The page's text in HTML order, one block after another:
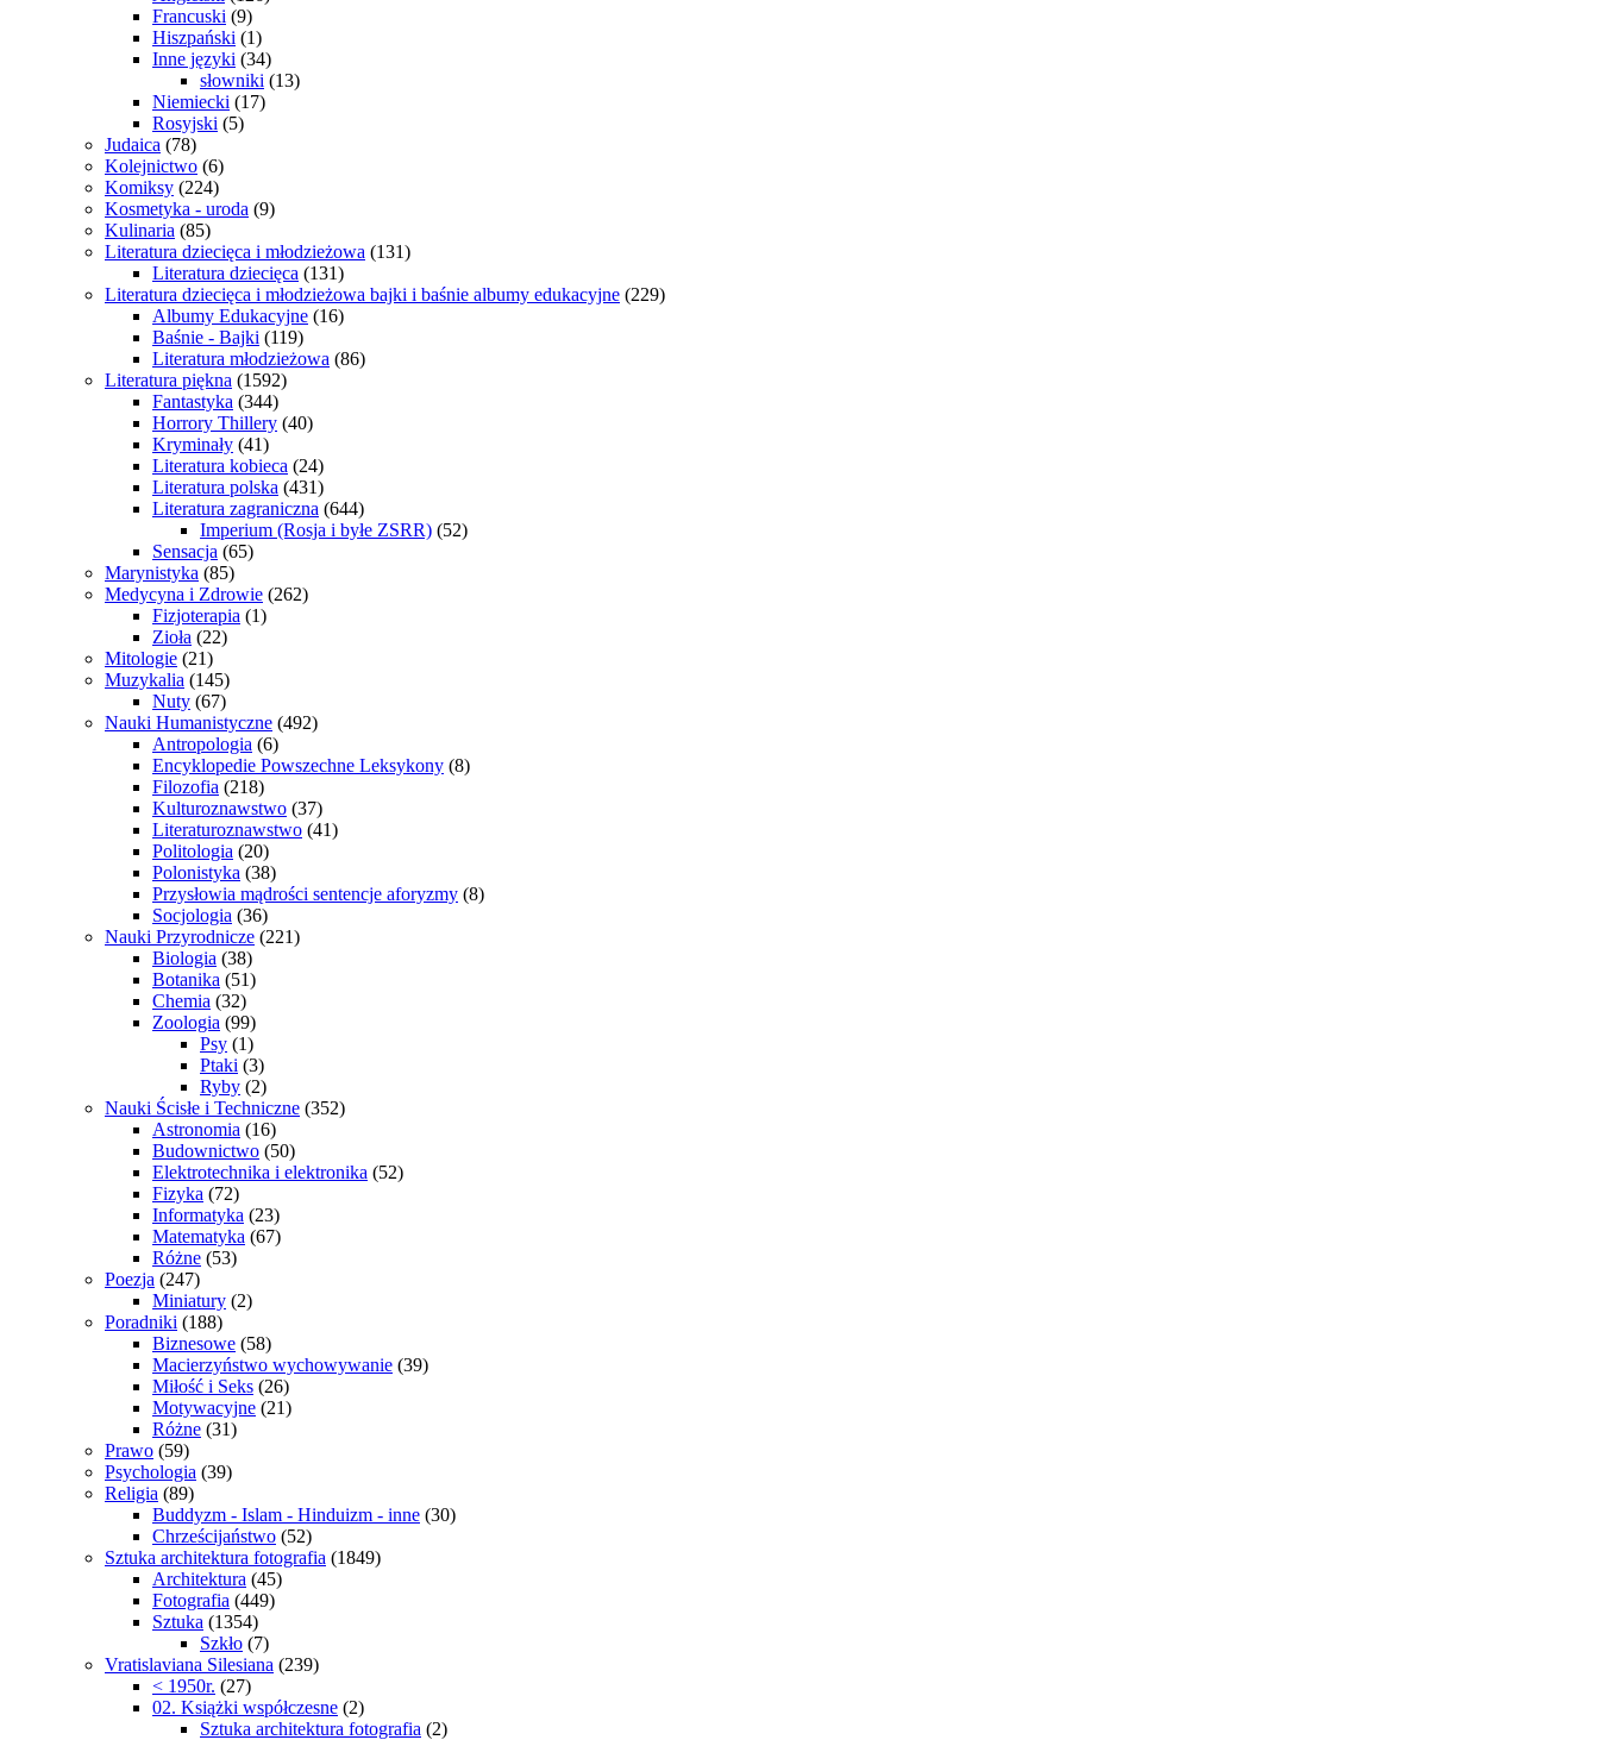
Francuski (9)
Hiszpański (1)
Inne języki (34)
słowniki (13)
Niemiecki (17)
Rosyjski (5)
Judaica (78)
Kolejnictwo (6)
Komiksy (224)
Kosmetyka - uroda (9)
Kulinaria (85)
Literatura dziecięca i młodzieżowa (131)
Literatura dziecięca (131)
Literatura dziecięca i młodzieżowa bajki i baśnie albumy edukacyjne (229)
Albumy Edukacyjne (16)
Baśnie - Bajki (119)
Literatura młodzieżowa (86)
Literatura piękna (1592)
Fantastyka (344)
Horrory Thillery (40)
Kryminały (41)
Literatura kobieca (24)
Literatura polska (431)
Literatura zagraniczna (644)
Imperium (Rosja i byłe ZSRR) (52)
Sensacja (65)
Marynistyka (85)
Medycyna i Zdrowie (262)
Fizjoterapia (1)
Zioła (22)
Mitologie (21)
Muzykalia (145)
Nuty (67)
Nauki Humanistyczne (492)
Antropologia (6)
Encyklopedie Powszechne Leksykony (8)
Filozofia (218)
Kulturoznawstwo (37)
Literaturoznawstwo (41)
Politologia (20)
Polonistyka (38)
Przysłowia mądrości sentencje aforyzmy (8)
Socjologia (36)
Nauki Przyrodnicze (221)
Biologia (38)
Botanika (51)
Chemia (32)
Zoologia (99)
Psy (1)
Ptaki (3)
Ryby (2)
Nauki Ścisłe i Techniczne (352)
Astronomia (16)
Budownictwo (50)
Elektrotechnika i elektronika (52)
Fizyka (72)
Informatyka (23)
Matematyka (67)
Różne (53)
Poezja (247)
Miniatury (2)
Poradniki (188)
Biznesowe (58)
Macierzyństwo wychowywanie (39)
Miłość i Seks (26)
Motywacyjne (21)
Różne (31)
Prawo (59)
Psychologia (39)
Religia (89)
Buddyzm - Islam - Hinduizm - inne (30)
Chrześcijaństwo (52)
Sztuka architektura fotografia (1849)
Architektura (45)
Fotografia (449)
Sztuka (1354)
Szkło (7)
Vratislaviana Silesiana (239)
< 1950r. (27)
02. Książki współczesne (2)
Sztuka architektura fotografia (2)